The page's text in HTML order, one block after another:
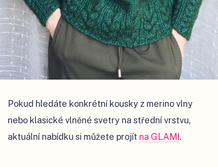
Pokud hledáte konkrétní kousky z merino vlny
nebo klasické vlněné svetry na střední vrstvu,
aktuální nabídku si můžete projít na GLAMI .